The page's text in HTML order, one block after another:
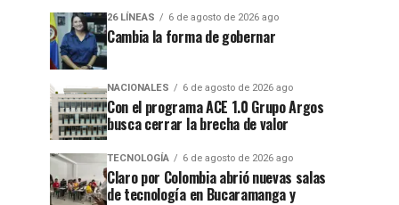
26 LÍNEAS 6 de agosto de 2026 ago
Cambia la forma de gobernar
NACIONALES 6 de agosto de 2026 ago
Con el programa ACE 1.0 Grupo Argos
busca cerrar la brecha de valor
TECNOLOGÍA 6 de agosto de 2026 ago
Claro por Colombia abrió nuevas salas
de tecnología en Bucaramanga y